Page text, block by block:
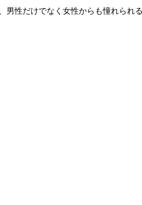
性だけでなく女性からも憧れられ